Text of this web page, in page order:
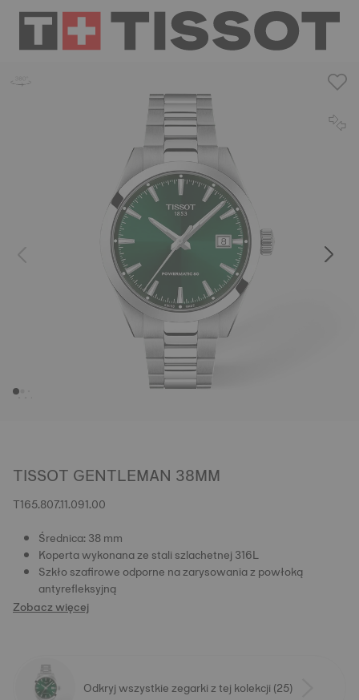
TISSOT GENTLEMAN 38MM
T165.807.11.091.00
Średnica: 38 mm
Koperta wykonana ze stali szlachetnej 316L
Szkło szafirowe odporne na zarysowania z powłoką
antyrefleksyjną
Zobacz więcej
Odkryj wszystkie zegarki z tej kolekcji (25)